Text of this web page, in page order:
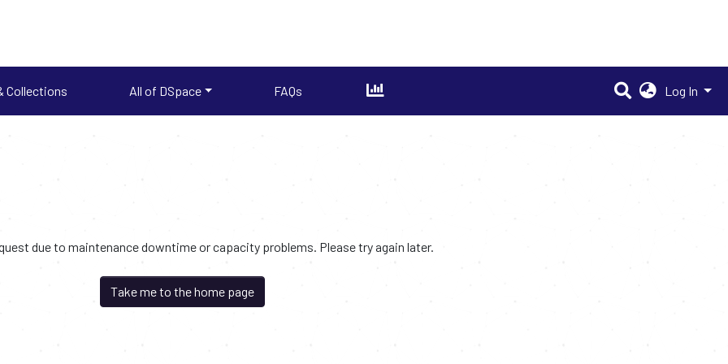
Collections All of DSpace FAQs Log In
due to maintenance downtime or capacity problems. Please try again later.
Take me to the home page